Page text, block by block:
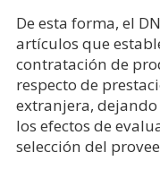
De esta forma, el
artículos que
contratación de
respecto de
extranjera,
los efectos de
selección del